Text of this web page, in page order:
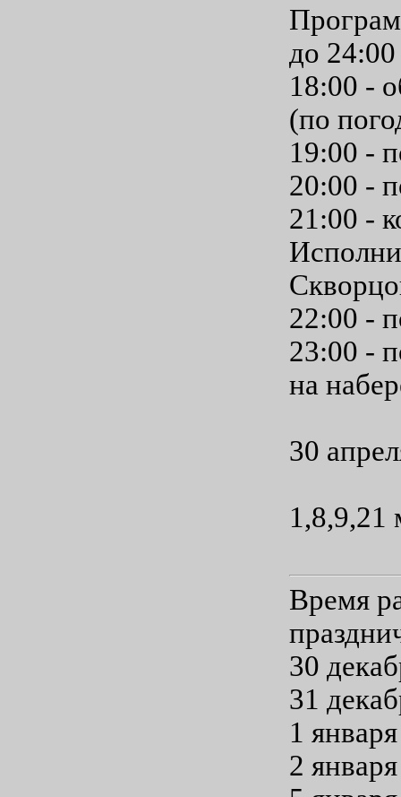
до 24:00
18:00 -
(по
19:00 -
20:00 -
21:00 -
22:00 -
23:00 -
на
30
1,8,9,21
Время
30
31
1
2